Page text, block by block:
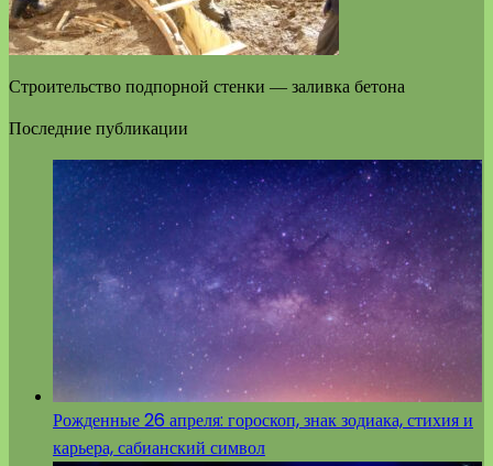
Строительство подпорной стенки — заливка бетона
Последние публикации
Рожденные 26 апреля: гороскоп, знак зодиака, стихия и
карьера, сабианский символ